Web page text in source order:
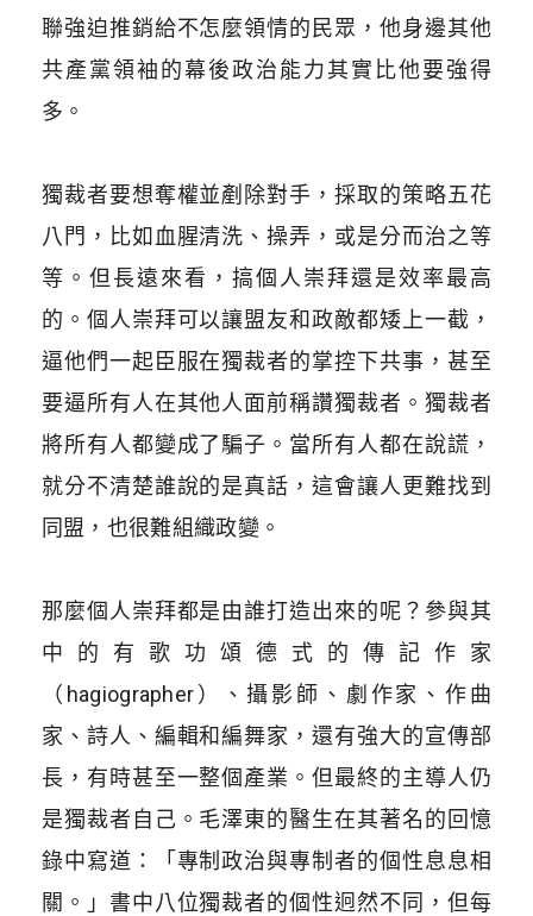
聯強迫推銷給不怎麼領情的民眾，他身邊其他
共產黨領袖的幕後政治能力其實比他要強得
多。
獨裁者要想奪權並剷除對手，採取的策略五花
八門，比如血腥清洗、操弄，或是分而治之等
等。但長遠來看，搞個人崇拜還是效率最高
的。個人崇拜可以讓盟友和政敵都矮上一截，
逼他們一起臣服在獨裁者的掌控下共事，甚至
要逼所有人在其他人面前稱讚獨裁者。獨裁者
將所有人都變成了騙子。當所有人都在說謊，
就分不清楚誰說的是真話，這會讓人更難找到
同盟，也很難組織政變。
那麼個人崇拜都是由誰打造出來的呢？參與其
中的有歌功頌德式的傳記作家
（hagiographer）、攝影師、劇作家、作曲
家、詩人、編輯和編舞家，還有強大的宣傳部
長，有時甚至一整個產業。但最終的主導人仍
是獨裁者自己。毛澤東的醫生在其著名的回憶
錄中寫道：「專制政治與專制者的個性息息相
關。」書中八位獨裁者的個性迥然不同，但每